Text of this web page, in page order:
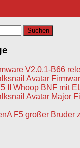
V2.0.1-B66
Avatar
II Whoop BNF mit
Avatar Major
F5 großer Bruder